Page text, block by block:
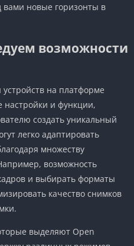
вами новые горизонты в
возможности
на платформе
и функции,
создать уникальный
легко адаптировать
множеству
возможность
и выбирать форматы
качество снимков
выделяют Open